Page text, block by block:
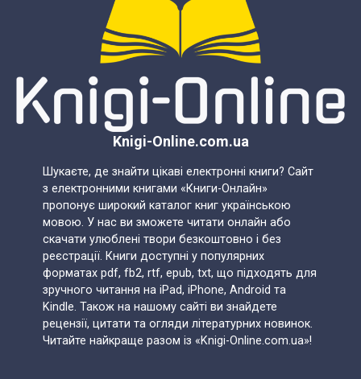
Knigi-Online.com.ua
Шукаєте, де знайти цікаві електронні книги? Сайт
з електронними книгами «Книги-Онлайн»
пропонує широкий каталог книг українською
мовою. У нас ви зможете читати онлайн або
скачати улюблені твори безкоштовно і без
реєстрації. Книги доступні у популярних
форматах pdf, fb2, rtf, epub, txt, що підходять для
зручного читання на iPad, iPhone, Android та
Kindle. Також на нашому сайті ви знайдете
рецензії, цитати та огляди літературних новинок.
Читайте найкраще разом із «Knigi-Online.com.ua»!